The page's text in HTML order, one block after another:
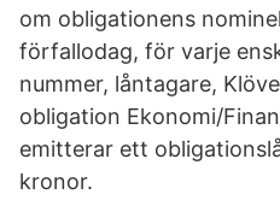
om obligationens
förfallodag, för varje
nummer, låntagare,
obligation Ekonomi/
emitterar ett
kronor.